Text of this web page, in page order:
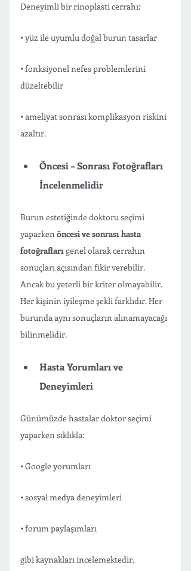
Deneyimli bir rinoplasti cerrahı:
• yüz ile uyumlu doğal burun tasarlar
• fonksiyonel nefes problemlerini
düzeltebilir
• ameliyat sonrası komplikasyon riskini
azaltır.
Öncesi – Sonrası Fotoğrafları
İncelenmelidir
Burun estetiğinde doktoru seçimi
yaparken öncesi ve sonrası hasta
fotoğrafları genel olarak cerrahın
sonuçları açısından fikir verebilir.
Ancak bu yeterli bir kriter olmayabilir.
Her kişinin iyileşme şekli farklıdır. Her
burunda aynı sonuçların alınamayacağı
bilinmelidir.
Hasta Yorumları ve
Deneyimleri
Günümüzde hastalar doktor seçimi
yaparken sıklıkla:
• Google yorumları
• sosyal medya deneyimleri
• forum paylaşımları
gibi kaynakları incelemektedir.